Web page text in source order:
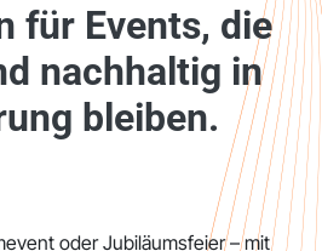
für Events, die
nachhaltig in
bleiben.
oder Jubiläumsfeier – mit